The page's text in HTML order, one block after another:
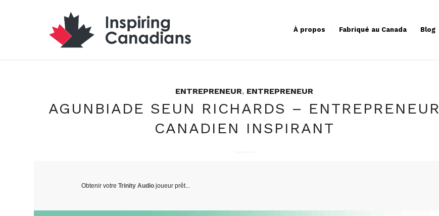
À propos Fabriqué au Canada Blog
ENTREPRENEUR, ENTREPRENEUR
AGUNBIADE SEUN RICHARDS – ENTREPRENEUR
CANADIEN INSPIRANT
Obtenir votre Trinity Audio joueur prêt...